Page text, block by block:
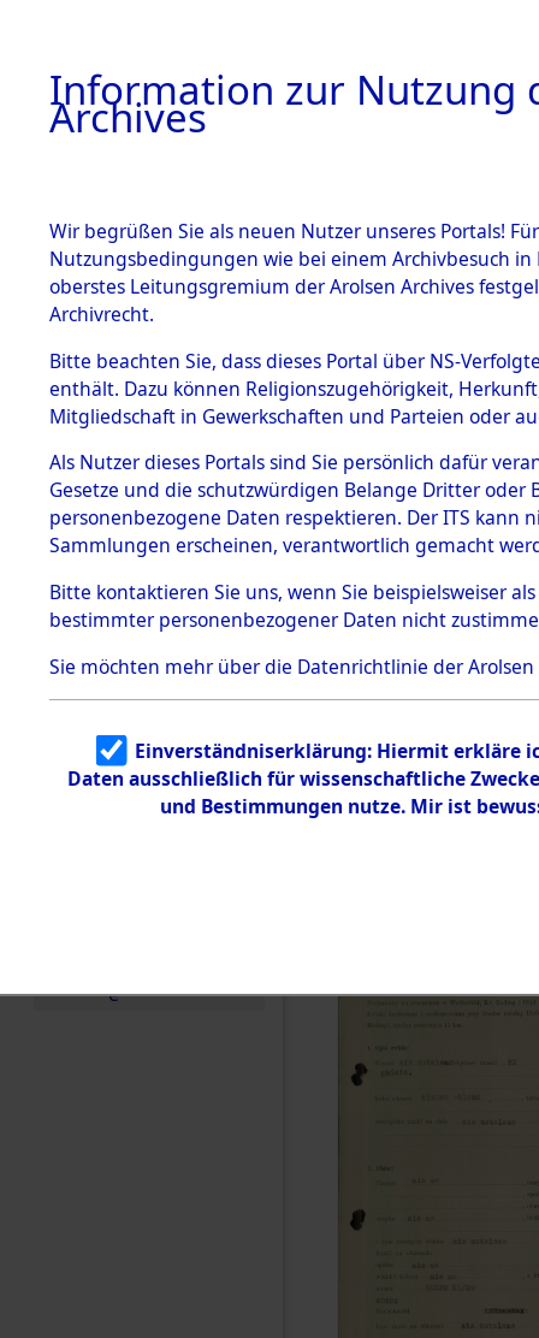
BESTÄNDE
1.
mente
5. Verschiedenes
5.3
Todesmärsche
5.3.1 Alliierte
Erhebungen
zu
Todesmärsch
en
5.3.2
Identifizierun
g
5.3.3
Todesmärsch
e
auf dem
zur
Roding,
zwischen
km)
Leben
0001
Information zur Nutzung
Archives
Wir begrüßen Sie als neuen Nutzer unseres Portals!
Nutzungsbedingungen wie bei einem Archivbesuch
oberstes Leitungsgremium der Arolsen Archives
Archivrecht.
Bitte beachten Sie, dass dieses Portal über NS-
enthält. Dazu können Religionszugehörigkeit,
Mitgliedschaft in Gewerkschaften und Parteien oder
Als Nutzer dieses Portals sind Sie persönlich dafür
Gesetze und die schutzwürdigen Belange Dritter
personenbezogene Daten respektieren. Der ITS
Sammlungen erscheinen, verantwortlich gemacht
Bitte kontaktieren Sie uns, wenn Sie beispielsweiser
bestimmter personenbezogener Daten nicht
Sie möchten mehr über die Datenrichtlinie der Arolsen
Einverständniserklärung: Hiermit erkläre
Daten ausschließlich für wissenschaftliche
und Bestimmungen nutze. Mir ist